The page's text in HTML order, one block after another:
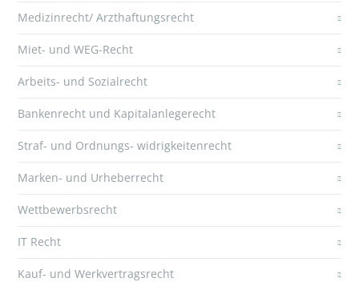
Medizinrecht/ Arzthaftungsrecht
Miet- und WEG-Recht
Arbeits- und Sozialrecht
Bankenrecht und Kapitalanlegerecht
Straf- und Ordnungs- widrigkeitenrecht
Marken- und Urheberrecht
Wettbewerbsrecht
IT Recht
Kauf- und Werkvertragsrecht